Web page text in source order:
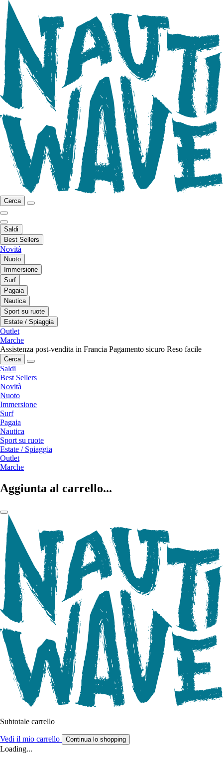
Cerca
Saldi
Best Sellers
Novità
Nuoto
Immersione
Surf
Pagaia
Nautica
Sport su ruote
Estate / Spiaggia
Outlet
Marche
Assistenza post-vendita in Francia Pagamento sicuro Reso facile
Cerca
Saldi
Best Sellers
Novità
Nuoto
Immersione
Surf
Pagaia
Nautica
Sport su ruote
Estate / Spiaggia
Outlet
Marche
Aggiunta al carrello...
Subtotale carrello
Vedi il mio carrello Continua lo shopping
Loading...